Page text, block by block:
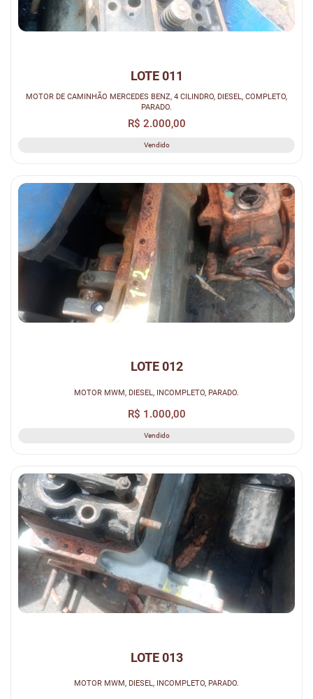
LOTE 011
MOTOR DE CAMINHÃO MERCEDES BENZ, 4 CILINDRO, DIESEL, COMPLETO,
PARADO.
R$ 2.000,00
Vendido
LOTE 012
MOTOR MWM, DIESEL, INCOMPLETO, PARADO.
R$ 1.000,00
Vendido
LOTE 013
MOTOR MWM, DIESEL, INCOMPLETO, PARADO.